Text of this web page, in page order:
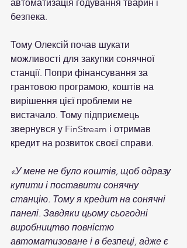
автоматизація годування тварин і
безпека.
Тому Олексій почав шукати
можливості для закупки сонячної
станції. Попри фінансування за
грантовою програмою, коштів на
вирішення цієї проблеми не
вистачало. Тому підприємець
звернувся у FinStream і отримав
кредит на розвиток своєї справи.
«У мене не було коштів, щоб одразу
купити і поставити сонячну
станцію. Тому я кредит на сонячні
панелі. Завдяки цьому сьогодні
виробництво повністю
автоматизоване і в безпеці, адже є